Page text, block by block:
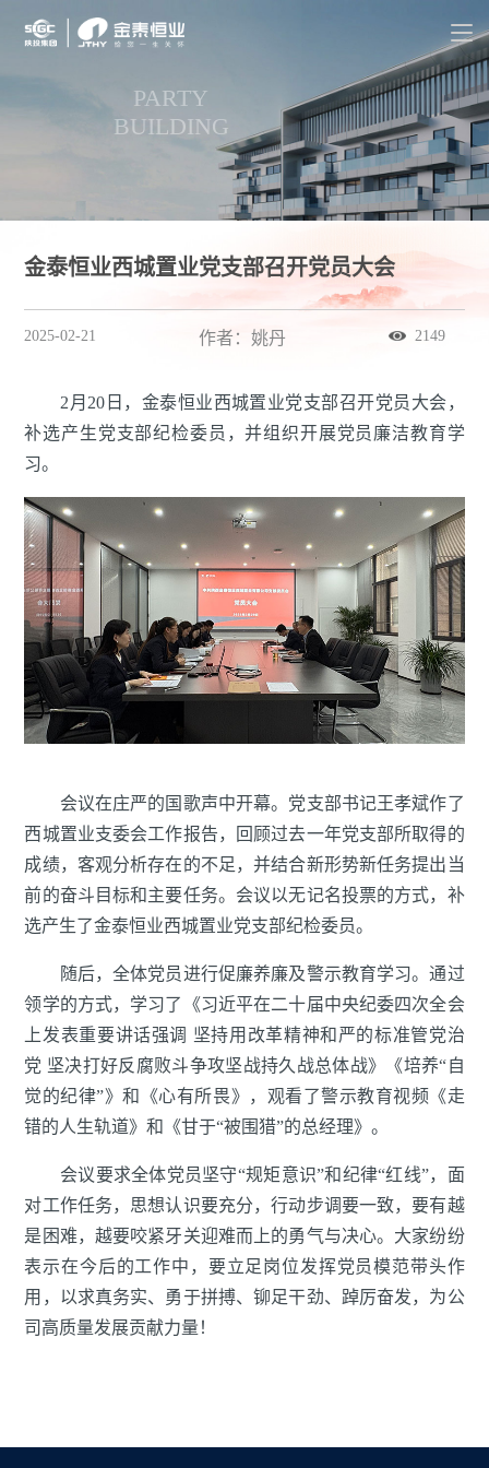
PARTY
BUILDING
金泰恒业西城置业党支部召开党员大会
2025-02-21 作者：姚丹 2149
2月20日，金泰恒业西城置业党支部召开党员大会，
补选产生党支部纪检委员，并组织开展党员廉洁教育学
习。
会议在庄严的国歌声中开幕。党支部书记王孝斌作了
西城置业支委会工作报告，回顾过去一年党支部所取得的
成绩，客观分析存在的不足，并结合新形势新任务提出当
前的奋斗目标和主要任务。会议以无记名投票的方式，补
选产生了金泰恒业西城置业党支部纪检委员。
随后，全体党员进行促廉养廉及警示教育学习。通过
领学的方式，学习了《习近平在二十届中央纪委四次全会
上发表重要讲话强调 坚持用改革精神和严的标准管党治
党 坚决打好反腐败斗争攻坚战持久战总体战》《培养“自
觉的纪律”》和《心有所畏》，观看了警示教育视频《走
错的人生轨道》和《甘于“被围猎”的总经理》。
会议要求全体党员坚守“规矩意识”和纪律“红线”，面
对工作任务，思想认识要充分，行动步调要一致，要有越
是困难，越要咬紧牙关迎难而上的勇气与决心。大家纷纷
表示在今后的工作中，要立足岗位发挥党员模范带头作
用，以求真务实、勇于拼搏、铆足干劲、踔厉奋发，为公
司高质量发展贡献力量！